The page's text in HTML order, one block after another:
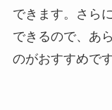
できます。さら
できるので、あ
のがおすすめです